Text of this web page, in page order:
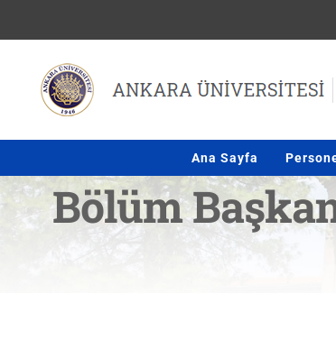
to
content
Ana Sayfa
Bölüm